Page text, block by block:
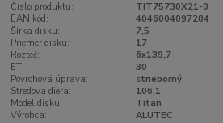
Číslo produktu:
TIT75730X21-0
EAN kód:
4046004097284
Šírka disku:
7,5
Priemer disku:
17
Rozteč:
6x139,7
ET:
30
Povrchová úprava:
strieborný
Stredová diera:
106,1
Model disku:
Titan
Výrobca:
ALUTEC